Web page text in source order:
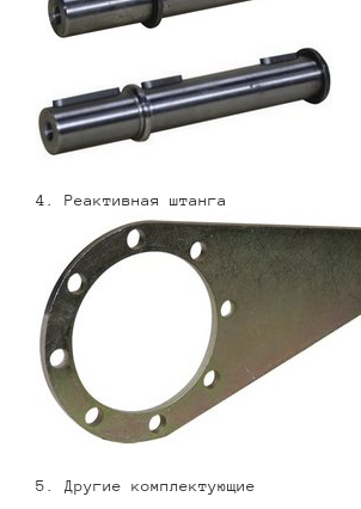
4. Реактивная штанга
5. Другие комплектующие